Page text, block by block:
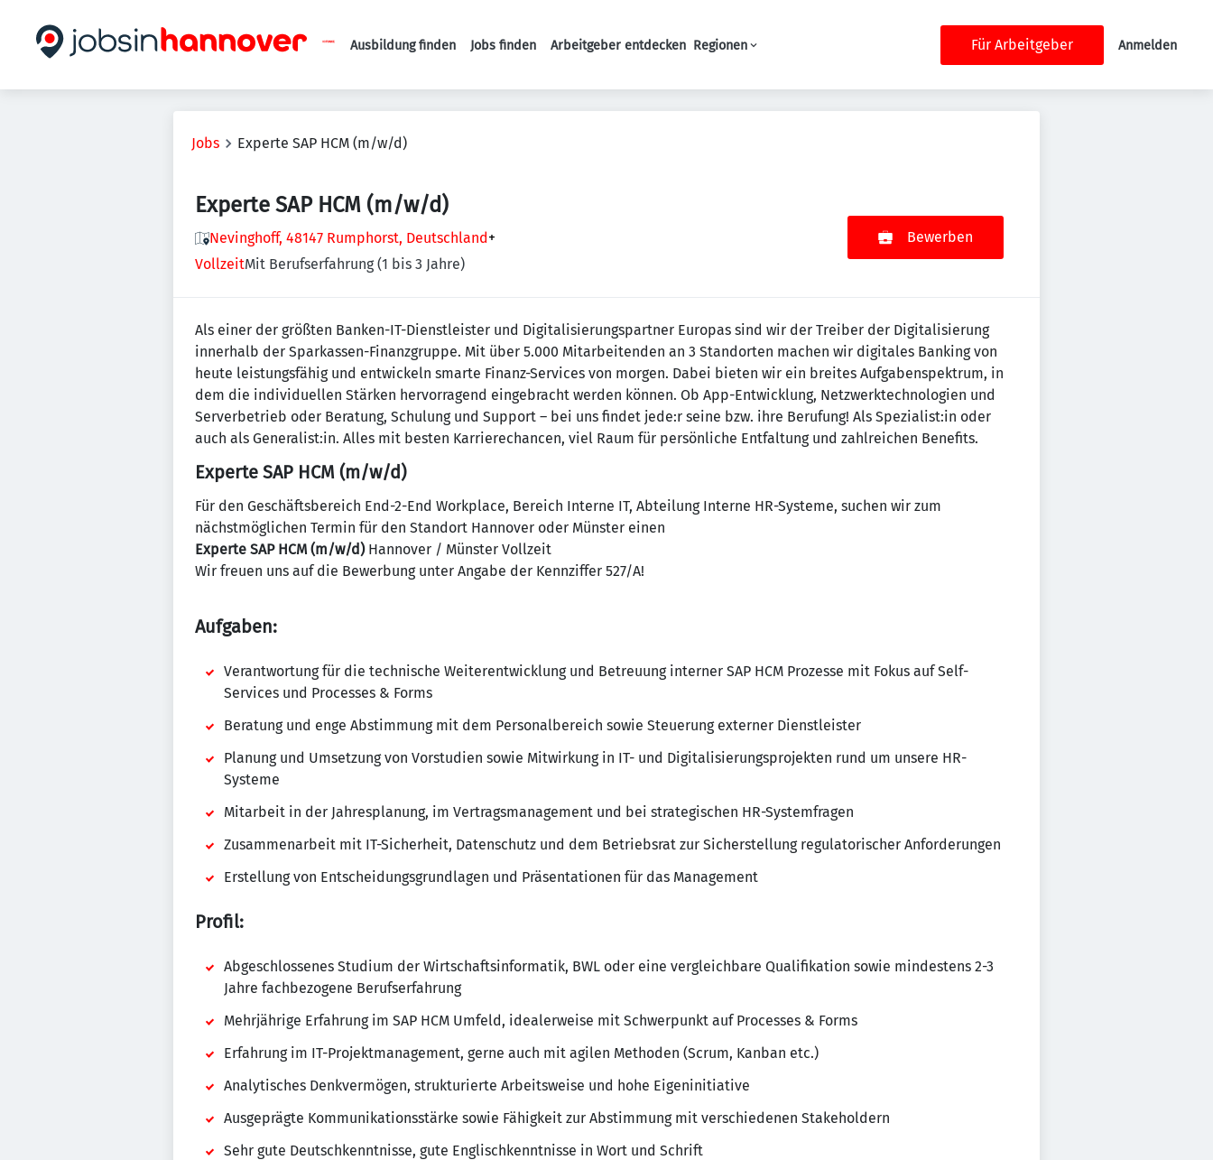
Haupt-Navigation
Ausbildung finden Jobs finden Arbeitgeber entdecken Regionen Für Arbeitgeber Anmelden
Jobs Experte SAP HCM (m/w/d)
Experte SAP HCM (m/w/d)
Nevinghoff, 48147 Rumphorst, Deutschland+
VollzeitMit Berufserfahrung (1 bis 3 Jahre)
Bewerben
Als einer der größten Banken-IT-Dienstleister und Digitalisierungspartner Europas sind wir der Treiber der Digitalisierung
innerhalb der Sparkassen-Finanzgruppe. Mit über 5.000 Mitarbeitenden an 3 Standorten machen wir digitales Banking von
heute leistungsfähig und entwickeln smarte Finanz-Services von morgen. Dabei bieten wir ein breites Aufgabenspektrum, in
dem die individuellen Stärken hervorragend eingebracht werden können. Ob App-Entwicklung, Netzwerktechnologien und
Serverbetrieb oder Beratung, Schulung und Support – bei uns findet jede:r seine bzw. ihre Berufung! Als Spezialist:in oder
auch als Generalist:in. Alles mit besten Karrierechancen, viel Raum für persönliche Entfaltung und zahlreichen Benefits.
Experte SAP HCM (m/w/d)
Für den Geschäftsbereich End-2-End Workplace, Bereich Interne IT, Abteilung Interne HR-Systeme, suchen wir zum
nächstmöglichen Termin für den Standort Hannover oder Münster einen
Experte SAP HCM (m/w/d)Hannover / Münster Vollzeit
Wir freuen uns auf die Bewerbung unter Angabe der Kennziffer 527/A!
Aufgaben:
Verantwortung für die technische Weiterentwicklung und Betreuung interner SAP HCM Prozesse mit Fokus auf Self-
Services und Processes & Forms
Beratung und enge Abstimmung mit dem Personalbereich sowie Steuerung externer Dienstleister
Planung und Umsetzung von Vorstudien sowie Mitwirkung in IT- und Digitalisierungsprojekten rund um unsere HR-
Systeme
Mitarbeit in der Jahresplanung, im Vertragsmanagement und bei strategischen HR-Systemfragen
Zusammenarbeit mit IT-Sicherheit, Datenschutz und dem Betriebsrat zur Sicherstellung regulatorischer Anforderungen
Erstellung von Entscheidungsgrundlagen und Präsentationen für das Management
Profil:
Abgeschlossenes Studium der Wirtschaftsinformatik, BWL oder eine vergleichbare Qualifikation sowie mindestens 2-3
Jahre fachbezogene Berufserfahrung
Mehrjährige Erfahrung im SAP HCM Umfeld, idealerweise mit Schwerpunkt auf Processes & Forms
Erfahrung im IT-Projektmanagement, gerne auch mit agilen Methoden (Scrum, Kanban etc.)
Analytisches Denkvermögen, strukturierte Arbeitsweise und hohe Eigeninitiative
Ausgeprägte Kommunikationsstärke sowie Fähigkeit zur Abstimmung mit verschiedenen Stakeholdern
Sehr gute Deutschkenntnisse, gute Englischkenntnisse in Wort und Schrift